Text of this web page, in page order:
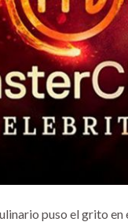
puso el grito